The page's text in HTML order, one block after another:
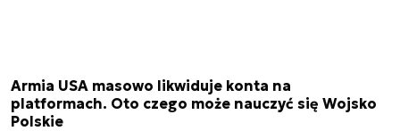
Armia USA masowo likwiduje konta na
platformach. Oto czego może nauczyć się Wojsko
Polskie